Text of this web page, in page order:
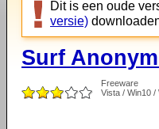
Dit is een oude
versie)
Surf
Freeware
Vista / Win10 /